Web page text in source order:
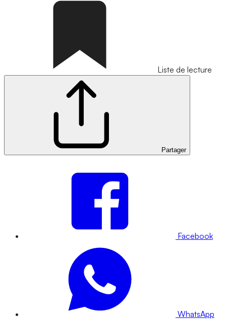
Liste de lecture
Partager
Facebook
WhatsApp